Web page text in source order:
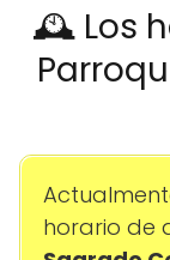
🕰️ Los
horario de